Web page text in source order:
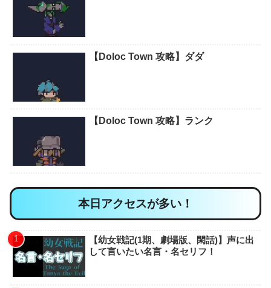
【Doloc Town 攻略】ダダ
【Doloc Town 攻略】ランク
本日アクセスが多い！
【幼女戦記(1期、劇場版、閑話)】声に出
して言いたい名言・名セリフ！